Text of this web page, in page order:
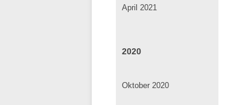
April 2021
2020
Oktober 2020